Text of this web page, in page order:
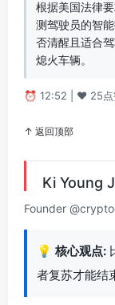
根据美国法律
测驾驶员的智
否清醒且适合
熄火车辆。
⏰ 12:52 | ❤️ 25点
↑ 返回顶部
Ki Young
Founder
💡 核心观点:
者复苏才能结